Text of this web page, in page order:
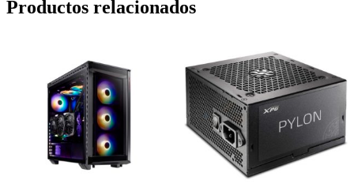
Productos relacionados